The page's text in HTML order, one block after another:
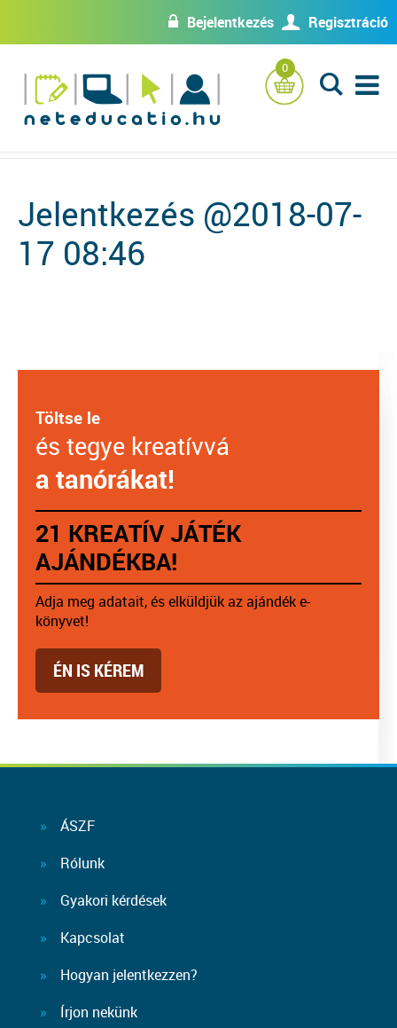
w Bejelentkezés U Regisztráció
0
L
Jelentkezés @2018-07-
17 08:46
Töltse le
és tegye kreatívvá
a tanórákat!
21 KREATÍV JÁTÉK
AJÁNDÉKBA!
Adja meg adatait, és elküldjük az ajándék e-
könyvet!
ÉN IS KÉREM
ÁSZF
Rólunk
Gyakori kérdések
Kapcsolat
Hogyan jelentkezzen?
Írjon nekünk